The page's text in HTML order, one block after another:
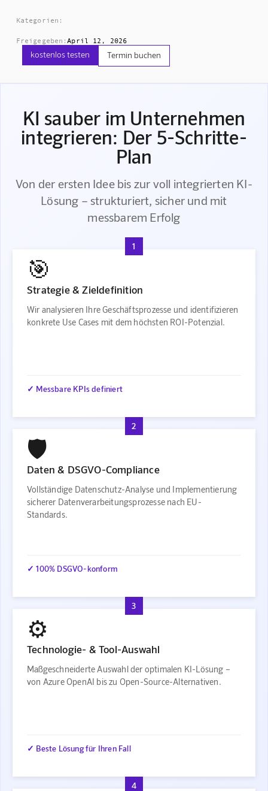
Kategorien:
Freigegeben:April 12, 2026
kostenlos testen Termin buchen
KI sauber im Unternehmen
integrieren: Der 5-Schritte-
Plan
Von der ersten Idee bis zur voll integrierten KI-
Lösung – strukturiert, sicher und mit
messbarem Erfolg
1
🎯
Strategie & Zieldefinition
Wir analysieren Ihre Geschäftsprozesse und identifizieren
konkrete Use Cases mit dem höchsten ROI-Potenzial.
✓ Messbare KPIs definiert
2
🛡️
Daten & DSGVO-Compliance
Vollständige Datenschutz-Analyse und Implementierung
sicherer Datenverarbeitungsprozesse nach EU-
Standards.
✓ 100% DSGVO-konform
3
⚙️
Technologie- & Tool-Auswahl
Maßgeschneiderte Auswahl der optimalen KI-Lösung –
von Azure OpenAI bis zu Open-Source-Alternativen.
✓ Beste Lösung für Ihren Fall
4